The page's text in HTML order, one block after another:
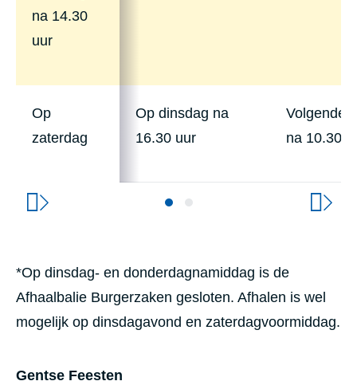
na 14.30
uur
Op
zaterdag
Op dinsdag na
16.30 uur
Volgende
na 10.30
*Op dinsdag- en donderdagnamiddag is de
Afhaalbalie Burgerzaken gesloten. Afhalen is wel
mogelijk op dinsdagavond en zaterdagvoormiddag.
Gentse Feesten